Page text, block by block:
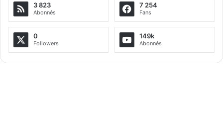
3 823
Abonnés
7 254
Fans
0
Followers
149k
Abonnés